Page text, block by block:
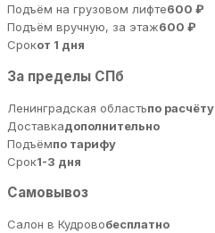
Подъём на грузовом лифте600 ₽
Подъём вручную, за этаж600 ₽
Срокот 1 дня
За пределы СПб
Ленинградская областьпо расчёту
Доставкадополнительно
Подъёмпо тарифу
Срок1-3 дня
Самовывоз
Салон в Кудровобесплатно